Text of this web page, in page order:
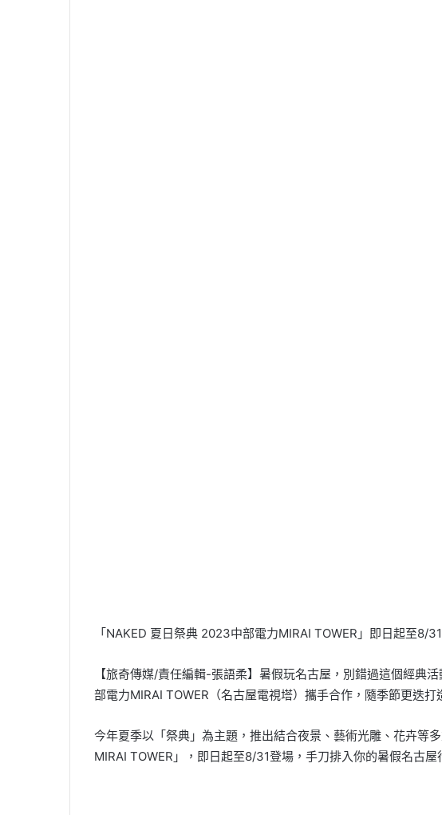
「NAKED 夏日祭典 2023中部電力MIRAI TOWER」即日起至
【旅奇傳媒/責任編輯-張語柔】暑假玩名古屋，別錯過這個經典
部電力MIRAI TOWER（名古屋電視塔）攜手合作，隨季節更迭打
今年夏季以「祭典」為主題，推出結合夜景、藝術光雕、花卉等
MIRAI TOWER」，即日起至8/31登場，手刀排入你的暑假名古屋